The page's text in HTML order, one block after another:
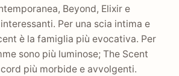
Beyond, Elixir e
Per una scia intima e
è la famiglia più evocativa. Per
sono più luminose; The Scent
più morbide e avvolgenti.